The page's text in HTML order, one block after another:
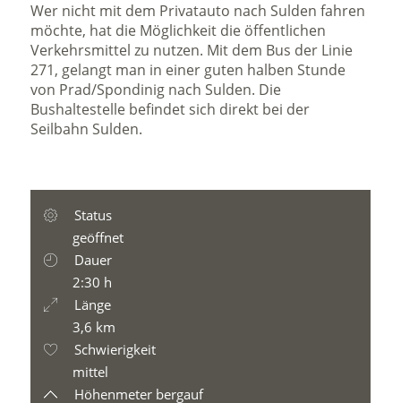
Wer nicht mit dem Privatauto nach Sulden fahren
möchte, hat die Möglichkeit die öffentlichen
Verkehrsmittel zu nutzen. Mit dem Bus der Linie
271, gelangt man in einer guten halben Stunde
von Prad/Spondinig nach Sulden. Die
Bushaltestelle befindet sich direkt bei der
Seilbahn Sulden.
Status
geöffnet
Dauer
2:30 h
Länge
3,6 km
Schwierigkeit
mittel
Höhenmeter bergauf